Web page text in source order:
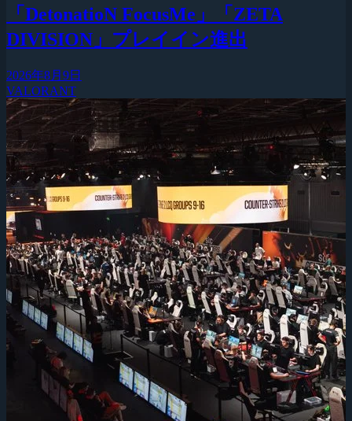
「DetonatioN FocusMe」「ZETA
DIVISION」プレイイン進出
2026年8月9日
VALORANT